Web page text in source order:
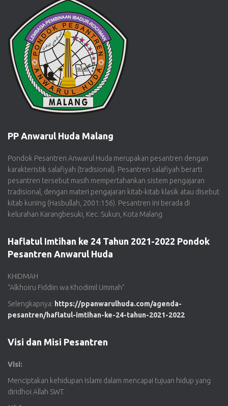
PP Anwarul Huda Malang
Pondok Pesantren Anwarul Huda merupakan pesantren dengan
karakteristik salafiyah (tradisional). Pesantren salafiyah berarti
pesantren tersebut masih mempertahankan sistem pengajaran
tradisional, dengan materi pengajaran kitab-kitab klasik atau disebut
kitab kuning (Hasbullah, 2001:156). Pesantren ini berada di
kelurahan Karangbesuki, Kec. Sukun, Kota Malang
Haflatul Imtihan ke 24 Tahun 2021-2022 Pondok
Pesantren Anwarul Huda
KHIDMAH
“Alkhoiru Fiddiin wa Khodimil Ummah”
Selengkapnya: https://ppanwarulhuda.com/agenda-
pesantren/haflatul-imtihan-ke-24-tahun-2021-2022
Visi dan Misi Pesantren
Visi:
Menciptakan kehidupan Islami dalam mencapai tujuan hidup yang
diridhoi Allah SWT.